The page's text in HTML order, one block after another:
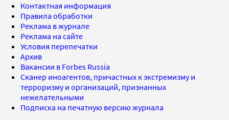
Контактная информация
Правила обработки
Реклама в журнале
Реклама на сайте
Условия перепечатки
Архив
Вакансии в Forbes Russia
Сканер иноагентов, причастных к экстремизму и
терроризму и организаций, признанных
нежелательными
Подписка на печатную версию журнала